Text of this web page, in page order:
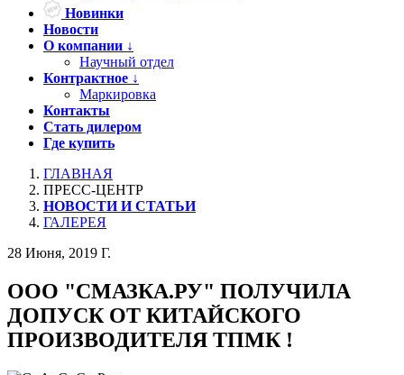
Новинки
Новости
О компании ↓
Научный отдел
Контрактное ↓
Маркировка
Контакты
Стать дилером
Где купить
ГЛАВНАЯ
ПРЕСС-ЦЕНТР
НОВОСТИ И СТАТЬИ
ГАЛЕРЕЯ
28 Июня, 2019 Г.
ООО "СМАЗКА.РУ" ПОЛУЧИЛА
ДОПУСК ОТ КИТАЙСКОГО
ПРОИЗВОДИТЕЛЯ ТПМК !